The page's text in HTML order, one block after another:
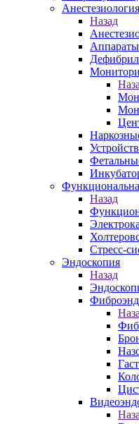
Назад
Назад
Стресс-
Эндоскопия
Назад